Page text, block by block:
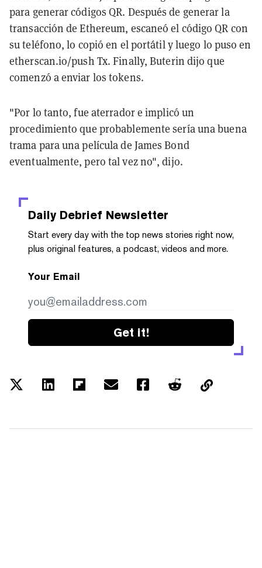
para generar códigos QR. Después de generar la
transacción de Ethereum, escaneó el código QR con
su teléfono, lo copió en el portátil y luego lo puso en
etherscan.io/push Tx. Finally, Buterin dijo que
comenzó a enviar los tokens.
"Por lo tanto, fue aterrador e implicó un
procedimiento que probablemente sería una buena
trama para una película de James Bond
eventualmente, pero tal vez no", dijo.
Daily Debrief Newsletter
Start every day with the top news stories right now,
plus original features, a podcast, videos and more.
Your Email
Get it!